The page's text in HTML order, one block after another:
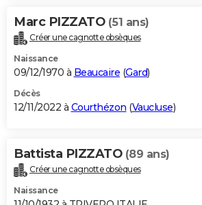
Marc PIZZATO (51 ans)
Créer une cagnotte obsèques
Naissance
09/12/1970 à Beaucaire (Gard)
Décès
12/11/2022 à Courthézon (Vaucluse)
Battista PIZZATO (89 ans)
Créer une cagnotte obsèques
Naissance